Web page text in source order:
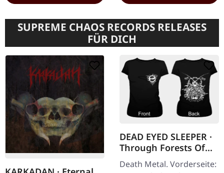
SUPREME CHAOS RECORDS RELEASES
FÜR DICH
DEAD EYED SLEEPER ·
Through Forests Of
Nonentities Bug |
GIRLIE L
Death Metal. Vorderseite: